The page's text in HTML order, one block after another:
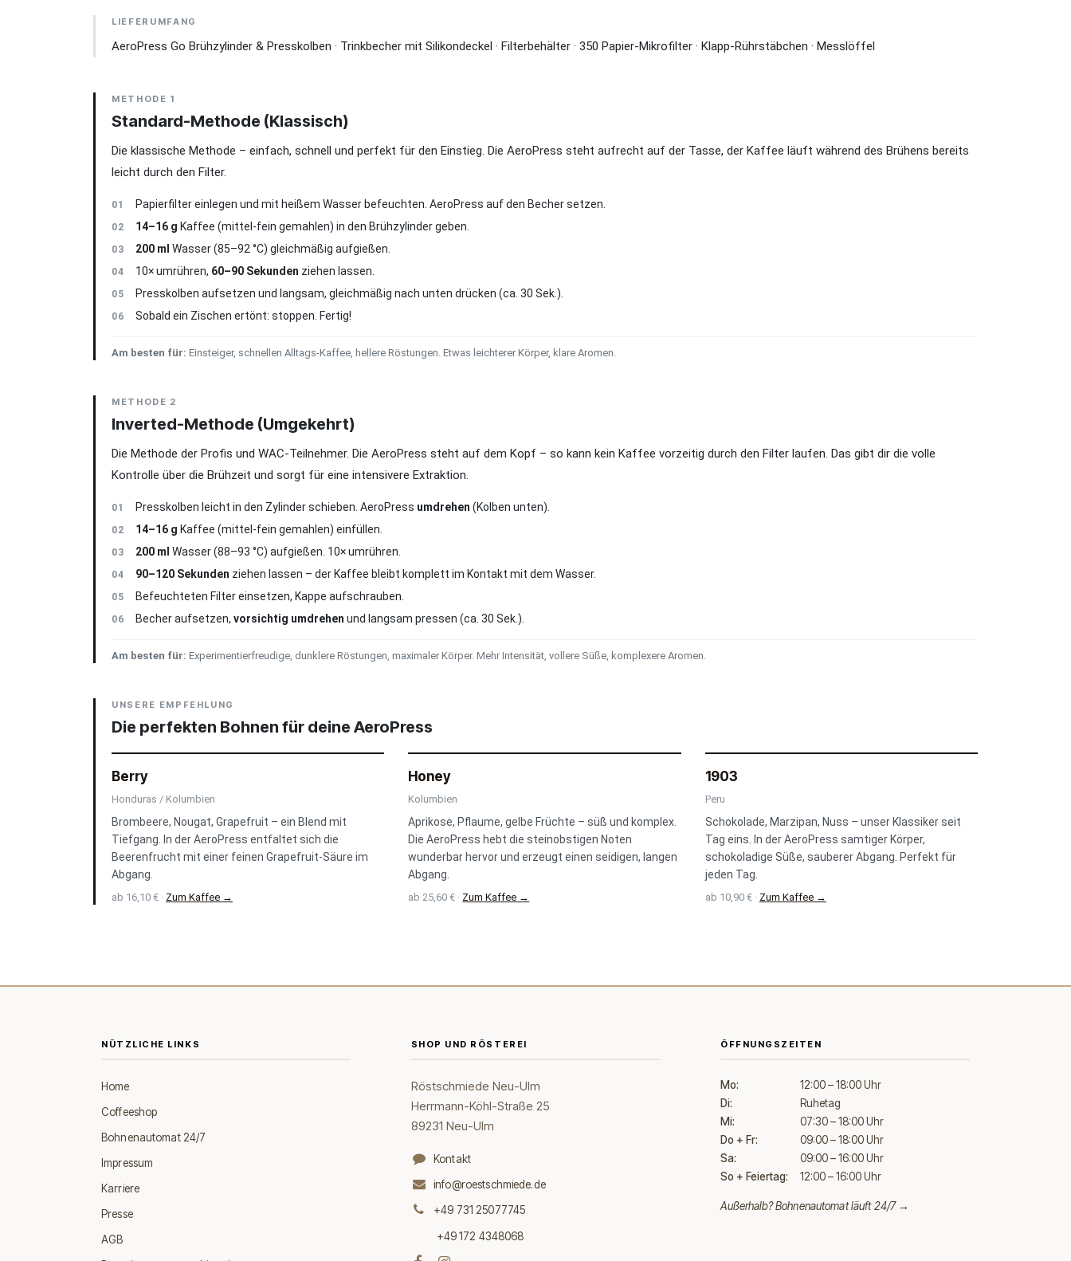
LIEFERUMFANG
AeroPress Go Brühzylinder & Presskolben · Trinkbecher mit Silikondeckel · Filterbehälter · 350 Papier-Mikrofilter · Klapp-Rührstäbchen · Messlöffel
METHODE 1
Standard-Methode (Klassisch)
Die klassische Methode – einfach, schnell und perfekt für den Einstieg. Die AeroPress steht aufrecht auf der Tasse, der Kaffee läuft während des Brühens bereits
leicht durch den Filter.
01 Papierfilter einlegen und mit heißem Wasser befeuchten. AeroPress auf den Becher setzen.
02 14–16 g Kaffee (mittel-fein gemahlen) in den Brühzylinder geben.
03 200 ml Wasser (85–92 °C) gleichmäßig aufgießen.
04 10× umrühren, 60–90 Sekunden ziehen lassen.
05 Presskolben aufsetzen und langsam, gleichmäßig nach unten drücken (ca. 30 Sek.).
06 Sobald ein Zischen ertönt: stoppen. Fertig!
Am besten für: Einsteiger, schnellen Alltags-Kaffee, hellere Röstungen. Etwas leichterer Körper, klare Aromen.
METHODE 2
Inverted-Methode (Umgekehrt)
Die Methode der Profis und WAC-Teilnehmer. Die AeroPress steht auf dem Kopf – so kann kein Kaffee vorzeitig durch den Filter laufen. Das gibt dir die volle
Kontrolle über die Brühzeit und sorgt für eine intensivere Extraktion.
01 Presskolben leicht in den Zylinder schieben. AeroPress umdrehen (Kolben unten).
02 14–16 g Kaffee (mittel-fein gemahlen) einfüllen.
03 200 ml Wasser (88–93 °C) aufgießen. 10× umrühren.
04 90–120 Sekunden ziehen lassen – der Kaffee bleibt komplett im Kontakt mit dem Wasser.
05 Befeuchteten Filter einsetzen, Kappe aufschrauben.
06 Becher aufsetzen,vorsichtig umdrehen und langsam pressen (ca. 30 Sek.).
Am besten für: Experimentierfreudige, dunklere Röstungen, maximaler Körper. Mehr Intensität, vollere Süße, komplexere Aromen.
UNSERE EMPFEHLUNG
Die perfekten Bohnen für deine AeroPress
Berry
Honduras / Kolumbien
Brombeere, Nougat, Grapefruit – ein Blend mit
Tiefgang. In der AeroPress entfaltet sich die
Beerenfrucht mit einer feinen Grapefruit-Säure im
Abgang.
ab 16,10 € · Zum Kaffee →
Honey
Kolumbien
Aprikose, Pflaume, gelbe Früchte – süß und komplex.
Die AeroPress hebt die steinobstigen Noten
wunderbar hervor und erzeugt einen seidigen, langen
Abgang.
ab 25,60 € · Zum Kaffee →
1903
Peru
Schokolade, Marzipan, Nuss – unser Klassiker seit
Tag eins. In der AeroPress samtiger Körper,
schokoladige Süße, sauberer Abgang. Perfekt für
jeden Tag.
ab 10,90 € · Zum Kaffee →
NÜTZLICHE LINKS
Home
Coffeeshop
Bohnenautomat 24/7
Impressum
Karriere
Presse
AGB
SHOP UND RÖSTEREI
Röstschmiede Neu-Ulm
Herrmann-Köhl-Straße 25
89231 Neu-Ulm
Kontakt
info@roestschmiede.de
+49 731 25077745
+49 172 4348068
ÖFFNUNGSZEITEN
Mo:
12:00 – 18:00 Uhr
Di:
Ruhetag
Mi:
07:30 – 18:00 Uhr
Do + Fr:
09:00 – 18:00 Uhr
Sa:
09:00 – 16:00 Uhr
So + Feiertag:
12:00 – 16:00 Uhr
Außerhalb?Bohnenautomat läuft 24/7 →